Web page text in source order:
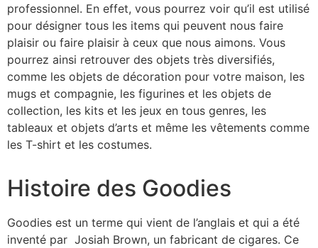
professionnel. En effet, vous pourrez voir qu’il est utilisé
pour désigner tous les items qui peuvent nous faire
plaisir ou faire plaisir à ceux que nous aimons. Vous
pourrez ainsi retrouver des objets très diversifiés,
comme les objets de décoration pour votre maison, les
mugs et compagnie, les figurines et les objets de
collection, les kits et les jeux en tous genres, les
tableaux et objets d’arts et même les vêtements comme
les T-shirt et les costumes.
Histoire des Goodies
Goodies est un terme qui vient de l’anglais et qui a été
inventé par Josiah Brown, un fabricant de cigares. Ce